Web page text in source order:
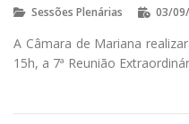
Sessões Plenárias 03/
A Câmara de Mariana
15h, a 7ª Reunião